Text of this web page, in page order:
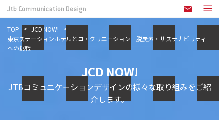
TOP
JCD NOW!
東京ステーションホテルとコ・クリエーション 脱炭素・サステナビリティ
への挑戦
JCD NOW!
JTBコミュニケーションデザインの様々な取り組みをご紹
介します。